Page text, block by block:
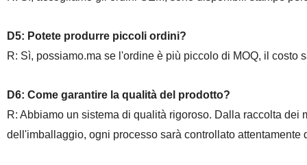
D5: Potete produrre piccoli ordini?
R: Sì, possiamo.ma se l'ordine è più piccolo di MOQ, il costo
D6: Come garantire la qualità del prodotto?
R: Abbiamo un sistema di qualità rigoroso. Dalla raccolta
dell'imballaggio, ogni processo sarà controllato attentamente